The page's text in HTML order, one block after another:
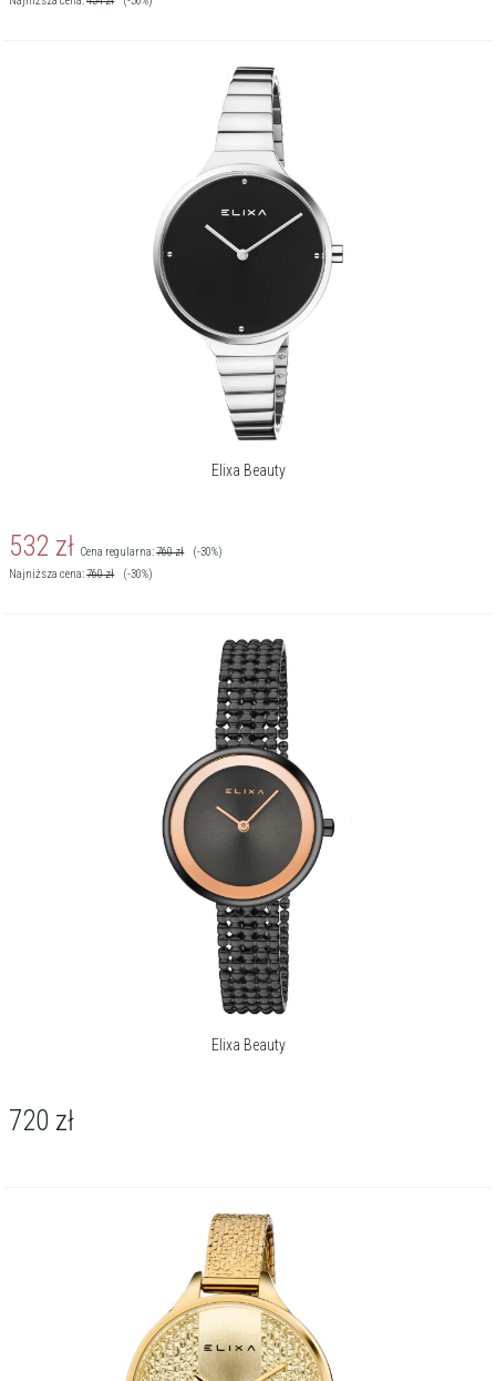
Elixa Beauty
532 zł Cena regularna:760zł
(-30%)
Najniższa cena:760zł (-30%)
Elixa Beauty
720 zł